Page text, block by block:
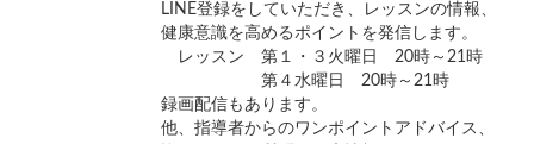
LINE登録をしていただき、レッスンの情報、
健康意識を高めるポイントを発信します。
レッスン 第１・３火曜日 20時～21時
第４水曜日 20時～21時
録画配信もあります。
他、指導者からのワンポイントアドバイス、